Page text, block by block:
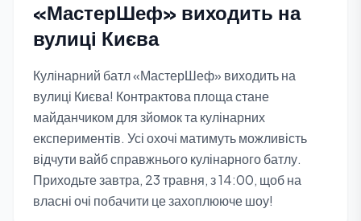
«МастерШеф» виходить на
вулиці Києва
Кулінарний батл «МастерШеф» виходить на
вулиці Києва! Контрактова площа стане
майданчиком для зйомок та кулінарних
експериментів. Усі охочі матимуть можливість
відчути вайб справжнього кулінарного батлу.
Приходьте завтра, 23 травня, з 14:00, щоб на
власні очі побачити це захоплююче шоу!